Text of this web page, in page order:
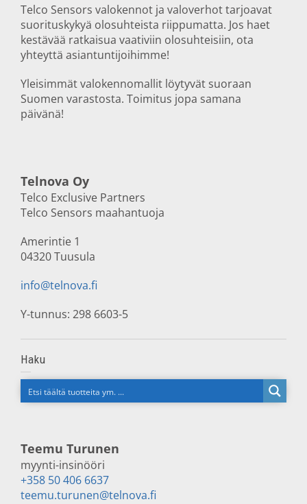
Telco Sensors valokennot ja valoverhot tarjoavat
suorituskykyä olosuhteista riippumatta. Jos haet
kestävää ratkaisua vaativiin olosuhteisiin, ota
yhteyttä asiantuntijoihimme!
Yleisimmät valokennomallit löytyvät suoraan
Suomen varastosta. Toimitus jopa samana
päivänä!
Telnova Oy
Telco Exclusive Partners
Telco Sensors maahantuoja
Amerintie 1
04320 Tuusula
info@telnova.fi
Y-tunnus: 298 6603-5
Haku
Teemu Turunen
myynti-insinööri
+358 50 406 6637
teemu.turunen@telnova.fi